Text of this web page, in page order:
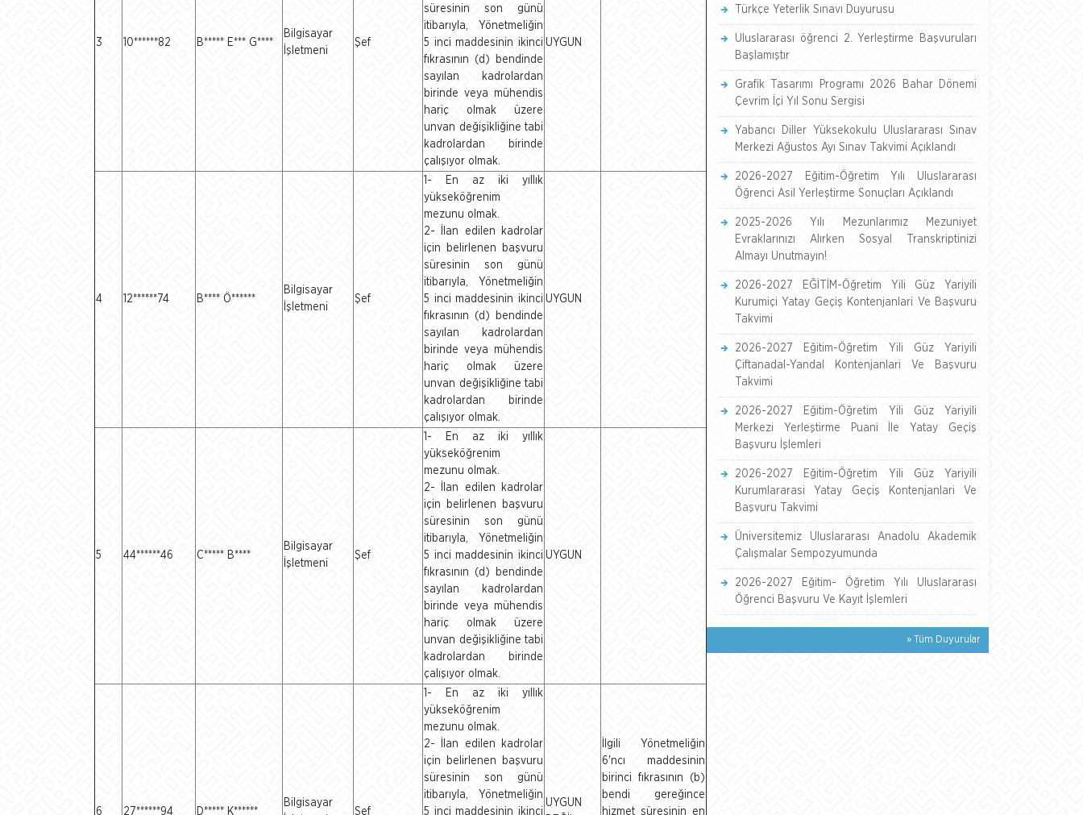
3 10******82 B***** E*** G****
Bilgisayar
İşletmeni
Şef
süresinin son günü
itibarıyla, Yönetmeliğin
5 inci maddesinin ikinci
fıkrasının (d) bendinde
sayılan kadrolardan
birinde veya mühendis
hariç olmak üzere
unvan değişikliğine tabi
kadrolardan birinde
çalışıyor olmak.
UYGUN
4 12******74 B**** Ö******
Bilgisayar
İşletmeni
Şef
1- En az iki yıllık
yükseköğrenim
mezunu olmak.
2- İlan edilen kadrolar
için belirlenen başvuru
süresinin son günü
itibarıyla, Yönetmeliğin
5 inci maddesinin ikinci
fıkrasının (d) bendinde
sayılan kadrolardan
birinde veya mühendis
hariç olmak üzere
unvan değişikliğine tabi
kadrolardan birinde
çalışıyor olmak.
UYGUN
5 44******46 C***** B****
Bilgisayar
İşletmeni
Şef
1- En az iki yıllık
yükseköğrenim
mezunu olmak.
2- İlan edilen kadrolar
için belirlenen başvuru
süresinin son günü
itibarıyla, Yönetmeliğin
5 inci maddesinin ikinci
fıkrasının (d) bendinde
sayılan kadrolardan
birinde veya mühendis
hariç olmak üzere
unvan değişikliğine tabi
kadrolardan birinde
çalışıyor olmak.
UYGUN
6 27******94 D***** K******
Bilgisayar
Şef
1- En az iki yıllık
yükseköğrenim
mezunu olmak.
2- İlan edilen kadrolar
için belirlenen başvuru
süresinin son günü
itibarıyla, Yönetmeliğin
5 inci maddesinin ikinci
UYGUN
İlgili Yönetmeliğin
6'ncı maddesinin
birinci fıkrasının (b)
bendi gereğince
hizmet süresinin en
Türkçe Yeterlik Sınavı Duyurusu
Uluslararası öğrenci 2. Yerleştirme Başvuruları
Başlamıştır
Grafik Tasarımı Programı 2026 Bahar Dönemi
Çevrim İçi Yıl Sonu Sergisi
Yabancı Diller Yüksekokulu Uluslararası Sınav
Merkezi Ağustos Ayı Sınav Takvimi Açıklandı
2026-2027 Eğitim-Öğretim Yılı Uluslararası
Öğrenci Asil Yerleştirme Sonuçları Açıklandı
2025-2026 Yılı Mezunlarımız Mezuniyet
Evraklarınızı Alırken Sosyal Transkriptinizi
Almayı Unutmayın!
2026-2027 EĞİTİM-Öğretim Yili Güz Yariyili
Kurumiçi Yatay Geçiş Kontenjanlari Ve Başvuru
Takvimi
2026-2027 Eğitim-Öğretim Yili Güz Yariyili
Çiftanadal-Yandal Kontenjanlari Ve Başvuru
Takvimi
2026-2027 Eğitim-Öğretim Yili Güz Yariyili
Merkezi Yerleştirme Puani İle Yatay Geçiş
Başvuru İşlemleri
2026-2027 Eğitim-Öğretim Yili Güz Yariyili
Kurumlararasi Yatay Geçiş Kontenjanlari Ve
Başvuru Takvimi
Üniversitemiz Uluslararası Anadolu Akademik
Çalışmalar Sempozyumunda
2026-2027 Eğitim- Öğretim Yılı Uluslararası
Öğrenci Başvuru Ve Kayıt İşlemleri
» Tüm Duyurular